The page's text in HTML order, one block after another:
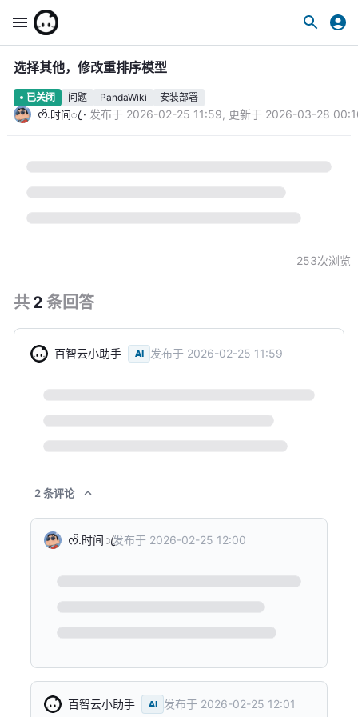
选择其他，修改重排序模型
已关闭 问题 PandaWiki 安装部署
ᰔᩚ.时间ꦿ · 发布于 2026-02-25 11:59, 更新于 2026-03-28
253次浏览
共 2 条回答
百智云小助手 AI 发布于 2026-02-25 11:59
2 条评论
ᰔᩚ.时间ꦿ发布于 2026-02-25 12:00
百智云小助手 AI 发布于 2026-02-25 12:01